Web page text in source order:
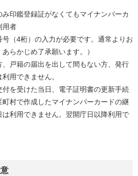
み印鑑登録証がなくてもマイナンバーカ
用者
（4桁）の入力が必要です。通常よりお
らかじめ了承願います。）
戸籍の届出を出して間もない方、発行
用できません。
を受けた当日、電子証明書の更新手続
村で作成したマイナンバーカードの継
利用できません。翌開庁日以降利用で